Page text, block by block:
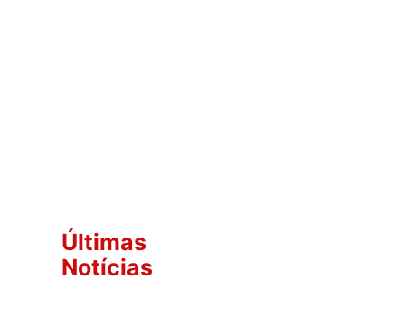
Últimas
Notícias